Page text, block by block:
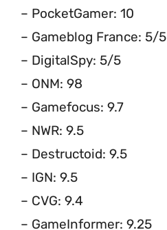
– PocketGamer: 10
– Gameblog France: 5/5
– DigitalSpy: 5/5
– ONM: 98
– Gamefocus: 9.7
– NWR: 9.5
– Destructoid: 9.5
– IGN: 9.5
– CVG: 9.4
– GameInformer: 9.25